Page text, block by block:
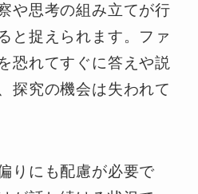
や思考の組み立てが行
と捉えられます。ファ
恐れてすぐに答えや説
探究の機会は失われて
りにも配慮が必要で